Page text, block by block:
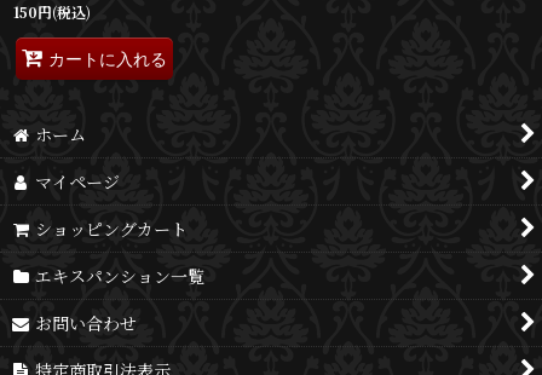
150円(税込)
カートに入れる
ホーム
マイページ
ショッピングカート
エキスパンション一覧
お問い合わせ
特定商取引法表示